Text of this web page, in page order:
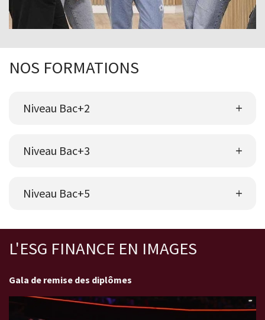
NOS FORMATIONS
Niveau Bac+2
Niveau Bac+3
Niveau Bac+5
L'ESG FINANCE EN IMAGES
Gala de remise des diplômes
Remise des diplômes ESG FINANCE 2024